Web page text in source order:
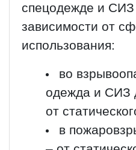
спецодежде и СИЗ
зависимости от
использования:
во
одежда и СИЗ
от
в